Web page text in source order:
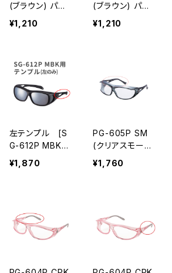
(ブラウン) パー
ツ 右テンプル
¥1,210
(ブラウン) パー
ツ 左テンプル
¥1,210
左テンプル [S
G-612P MBK]
対応 パーツ 交
換用 [AXE アッ
¥1,870
PG-605P SM
(クリアスモー
ク) パーツ 右テ
ンプル
¥1,760